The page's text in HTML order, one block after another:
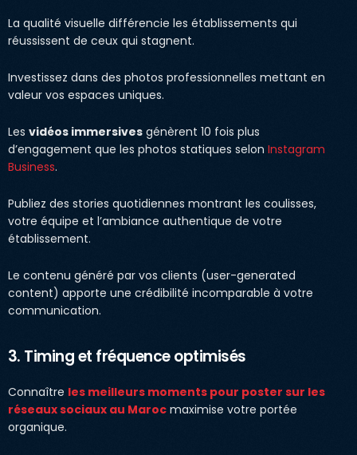
La qualité visuelle différencie les établissements qui
réussissent de ceux qui stagnent.
Investissez dans des photos professionnelles mettant en
valeur vos espaces uniques.
Les vidéos immersives génèrent 10 fois plus
d’engagement que les photos statiques selon Instagram
Business.
Publiez des stories quotidiennes montrant les coulisses,
votre équipe et l’ambiance authentique de votre
établissement.
Le contenu généré par vos clients (user-generated
content) apporte une crédibilité incomparable à votre
communication.
3. Timing et fréquence optimisés
Connaître les meilleurs moments pour poster sur les
réseaux sociaux au Maroc maximise votre portée
organique.